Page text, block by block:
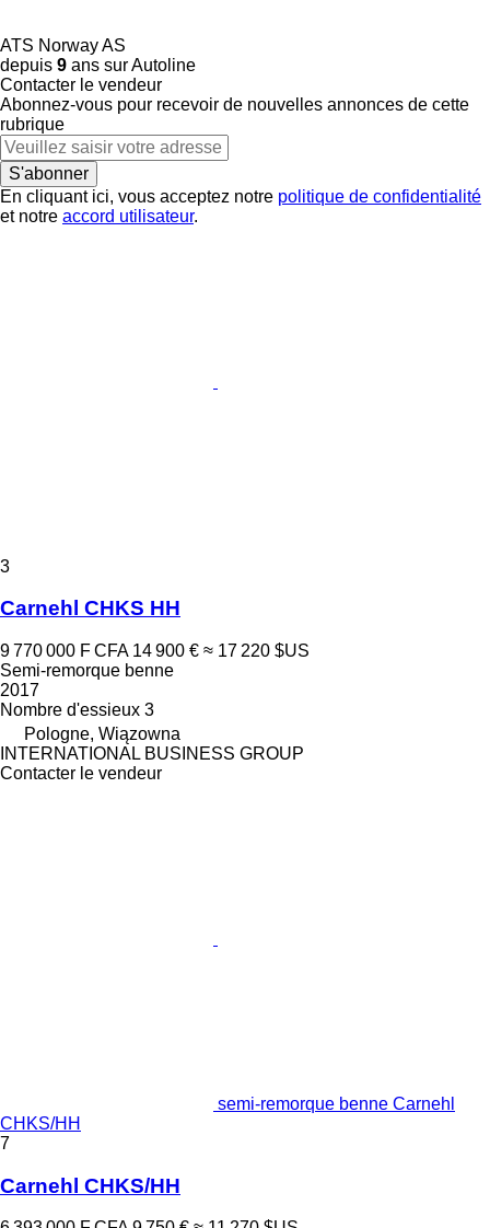
ATS Norway AS
depuis 9 ans sur Autoline
Contacter le vendeur
Abonnez-vous pour recevoir de nouvelles annonces de cette
rubrique
S'abonner
En cliquant ici, vous acceptez notre politique de confidentialité
et notre accord utilisateur.
3
Carnehl CHKS HH
9 770 000 F CFA 14 900 € ≈ 17 220 $US
Semi-remorque benne
2017
Nombre d'essieux 3
Pologne, Wiązowna
INTERNATIONAL BUSINESS GROUP
Contacter le vendeur
semi-remorque benne Carnehl
CHKS/HH
7
Carnehl CHKS/HH